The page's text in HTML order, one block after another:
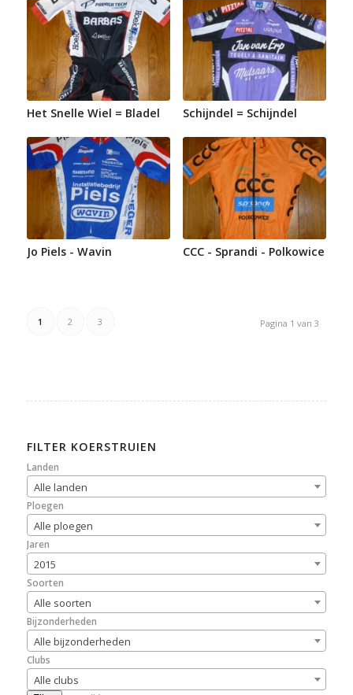
Het Snelle Wiel = Bladel Schijndel = Schijndel
Jo Piels - Wavin CCC - Sprandi - Polkowice
Pagina 1 van 3
1 2 3
FILTER KOERSTRUIEN
Landen
Alle landen
Ploegen
Alle ploegen
Jaren
2015
Soorten
Alle soorten
Bijzonderheden
Alle bijzonderheden
Clubs
Alle clubs